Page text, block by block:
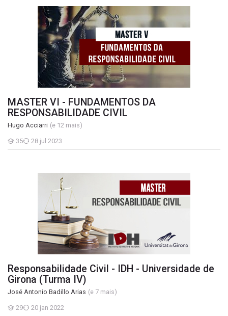
MASTER VI - FUNDAMENTOS DA
RESPONSABILIDADE CIVIL
Hugo Acciarri (e 12 mais)
35
Estudantes
28 jul 2023
MASTER VI - FUNDAMENTOS DA RESPONSABILIDADE CIVIL
Responsabilidade Civil - IDH - Universidade de
Girona (Turma IV)
José Antonio Badillo Arias (e 7 mais)
29
Estudantes
20 jan 2022
Responsabilidade Civil - IDH - Universidade de Girona (Turma IV)